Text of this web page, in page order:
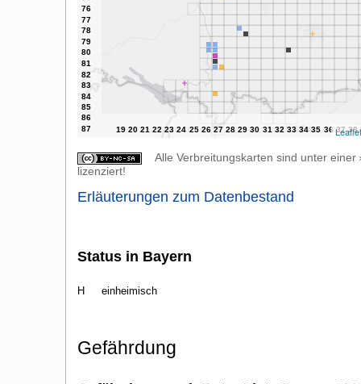
Leaflet
Alle Verbreitungskarten sind unter einer
lizenziert!
Erläuterungen zum Datenbestand
Status in Bayern
H einheimisch
Gefährdung